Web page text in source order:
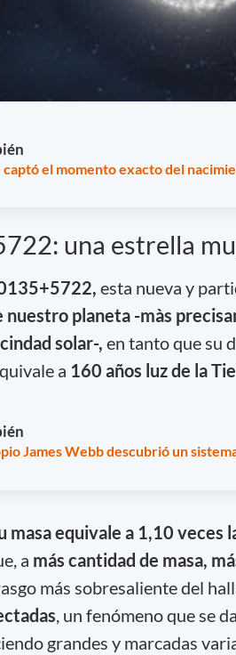
captó el momento exacto del
una estrella
esta nueva y
nuestro planeta -màs
solar-, en tanto que su
a 160 años luz de la
James Webb descubrió un
masa equivale a 1,10 veces
a más cantidad de masa,
más sobresaliente del
, un fenómeno que se
grandes y marcadas